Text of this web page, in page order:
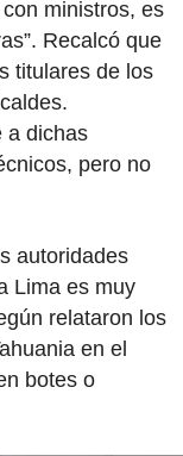
ministros, es
Recalcó que
titulares de los
a dichas
pero no
autoridades
Lima es muy
relataron los
en el
botes o